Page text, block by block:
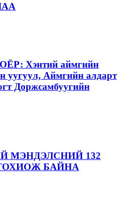
Хэнтий аймгийн
уугуул, Аймгийн алдарт
Доржсамбуугийн
МЭНДЭЛСНИЙ 132
БАЙНА